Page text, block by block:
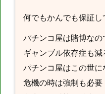
何でもかんでも保証
パチンコ屋は賭博な
ギャンブル依存症も減
パチンコ屋はこの世に
危機の時は強制も必要